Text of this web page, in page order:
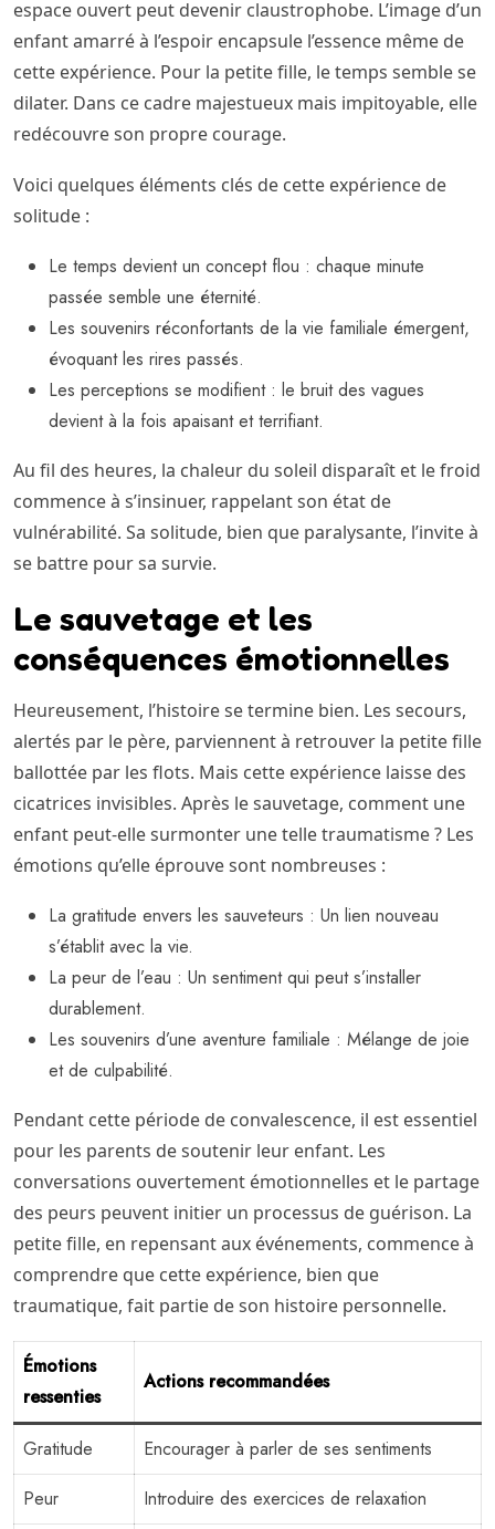
espace ouvert peut devenir claustrophobe. L’image d’un
enfant amarré à l’espoir encapsule l’essence même de
cette expérience. Pour la petite fille, le temps semble se
dilater. Dans ce cadre majestueux mais impitoyable, elle
redécouvre son propre courage.
Voici quelques éléments clés de cette expérience de
solitude :
Le temps devient un concept flou : chaque minute
passée semble une éternité.
Les souvenirs réconfortants de la vie familiale émergent,
évoquant les rires passés.
Les perceptions se modifient : le bruit des vagues
devient à la fois apaisant et terrifiant.
Au fil des heures, la chaleur du soleil disparaît et le froid
commence à s’insinuer, rappelant son état de
vulnérabilité. Sa solitude, bien que paralysante, l’invite à
se battre pour sa survie.
Le sauvetage et les
conséquences émotionnelles
Heureusement, l’histoire se termine bien. Les secours,
alertés par le père, parviennent à retrouver la petite fille
ballottée par les flots. Mais cette expérience laisse des
cicatrices invisibles. Après le sauvetage, comment une
enfant peut-elle surmonter une telle traumatisme ? Les
émotions qu’elle éprouve sont nombreuses :
La gratitude envers les sauveteurs : Un lien nouveau
s’établit avec la vie.
La peur de l’eau : Un sentiment qui peut s’installer
durablement.
Les souvenirs d’une aventure familiale : Mélange de joie
et de culpabilité.
Pendant cette période de convalescence, il est essentiel
pour les parents de soutenir leur enfant. Les
conversations ouvertement émotionnelles et le partage
des peurs peuvent initier un processus de guérison. La
petite fille, en repensant aux événements, commence à
comprendre que cette expérience, bien que
traumatique, fait partie de son histoire personnelle.
Émotions
ressenties
Actions recommandées
Gratitude
Encourager à parler de ses sentiments
Peur
Introduire des exercices de relaxation